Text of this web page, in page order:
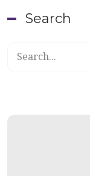
Search